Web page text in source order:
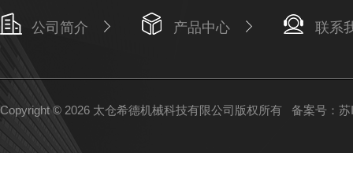
公司简介 产品中心 联系
Copyright © 2026 太仓希德机械科技有限公司版权所有 备案号：